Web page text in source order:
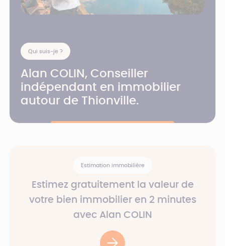
Qui suis-je ?
Alan COLIN, Conseiller
indépendant en immobilier
autour de Thionville.
Estimation immobilière
Estimez gratuitement la valeur de
votre bien immobilier en 2 minutes
avec Alan COLIN